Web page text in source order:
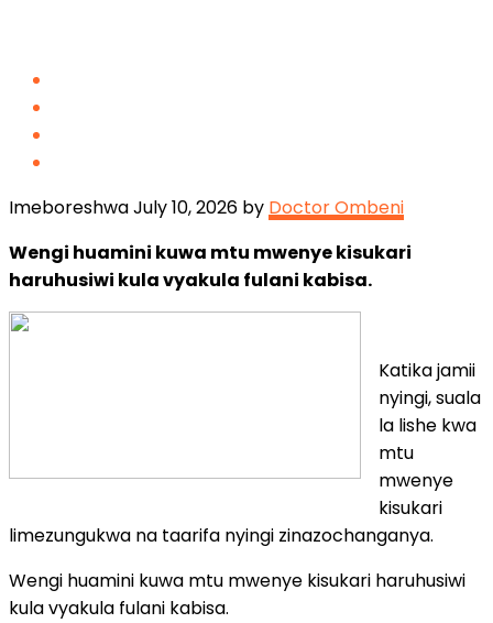
Imeboreshwa July 10, 2026 by Doctor Ombeni
Wengi huamini kuwa mtu mwenye kisukari
haruhusiwi kula vyakula fulani kabisa.
Katika jamii
nyingi, suala
la lishe kwa
mtu
mwenye
kisukari
limezungukwa na taarifa nyingi zinazochanganya.
Wengi huamini kuwa mtu mwenye kisukari haruhusiwi
kula vyakula fulani kabisa.